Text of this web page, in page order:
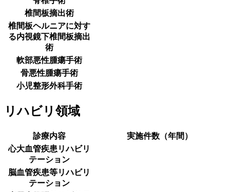
椎間板摘出術
椎間板ヘルニアに対す
る内視鏡下椎間板摘出
術
軟部悪性腫瘍手術
骨悪性腫瘍手術
小児整形外科手術
リハビリ領域
診療内容
実施件数（年間）
心大血管疾患リハビリ
テーション
脳血管疾患等リハビリ
テーション